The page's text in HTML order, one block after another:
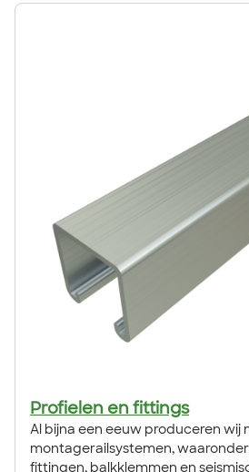
Profielen en fittings
Al bijna een eeuw produceren wij
montagerailsystemen,
fittingen, balkklemmen en